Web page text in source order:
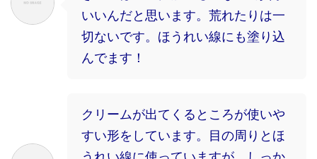
いいんだと思います。荒れたりは一
切ないです。ほうれい線にも塗り込
んでます！
クリームが出てくるところが使いや
すい形をしています。目の周りとほ